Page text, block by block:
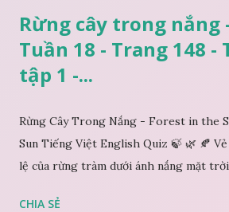
Rừng cây trong nắng
Tuần 18 - Trang 148 -
tập 1 -...
Rừng Cây Trong Nắng - Forest in the
Sun Tiếng Việt English Quiz 🍃 🌿 🍂
lệ của rừng tràm dưới ánh nắng mặt
CHIA SẺ